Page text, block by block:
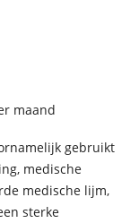
maand
gebruikt
medische
medische lijm,
sterke